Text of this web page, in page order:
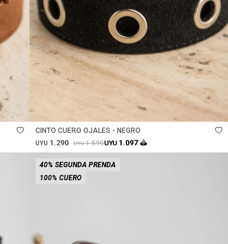
CINTO CUERO OJALES - NEGRO
UYU 1.290 UYU1.590UYU 1.097
100% CUERO
40% SEGUNDA PRENDA